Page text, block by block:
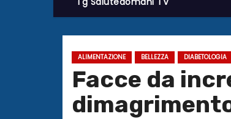
ALIMENTAZIONE BELLEZZA DIABETOLOGIA
Facce da